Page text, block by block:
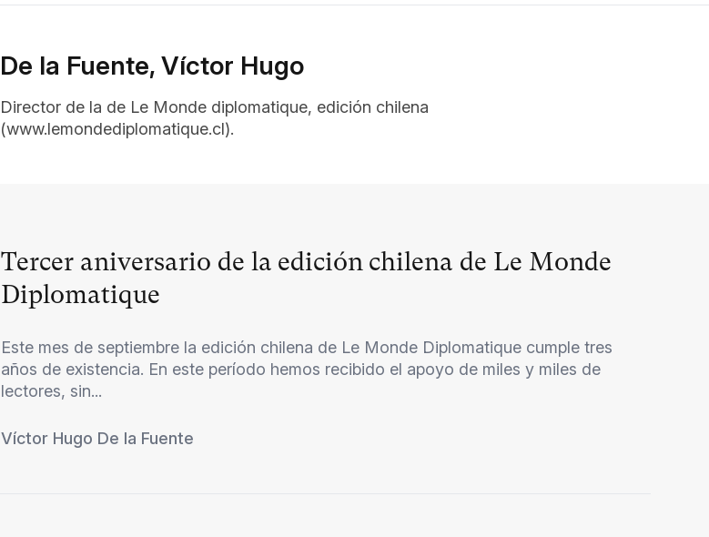
De la Fuente, Víctor Hugo
Director de la de Le Monde diplomatique, edición chilena
(www.lemondediplomatique.cl).
Tercer aniversario de la edición chilena de Le Monde
Diplomatique
Este mes de septiembre la edición chilena de Le Monde Diplomatique cumple tres
años de existencia. En este período hemos recibido el apoyo de miles y miles de
lectores, sin...
Víctor Hugo De la Fuente